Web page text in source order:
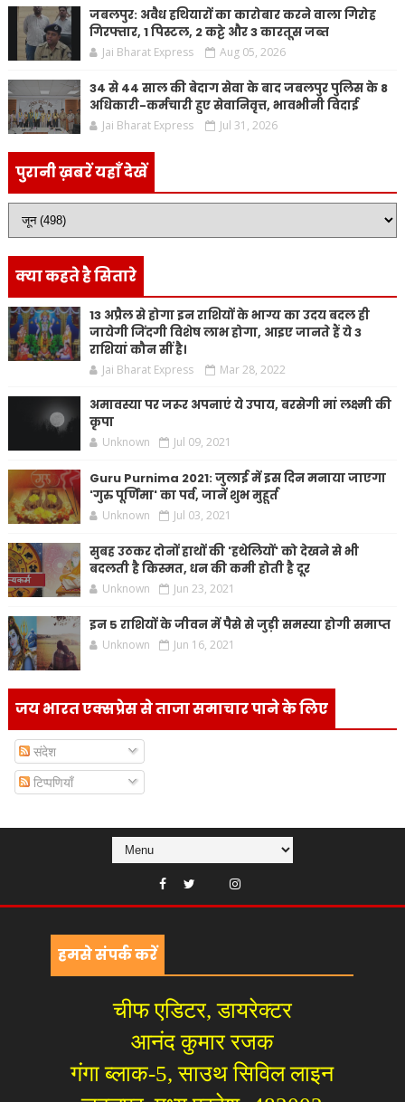
जबलपुर: अवैध हथियारों का कारोबार करने वाला गिरोह
गिरफ्तार, 1 पिस्टल, 2 कट्टे और 3 कारतूस जब्त
Jai Bharat Express Aug 05, 2026
34 से 44 साल की बेदाग सेवा के बाद जबलपुर पुलिस के 8
अधिकारी-कर्मचारी हुए सेवानिवृत्त, भावभीनी विदाई
Jai Bharat Express Jul 31, 2026
पुरानी ख़बरें यहाँ देखें
क्या कहते है सितारे
13 अप्रैल से होगा इन राशियों के भाग्य का उदय बदल ही
जायेगी जिंदगी विशेष लाभ होगा, आइए जानते हैं ये 3
राशियां कौन सीं है।
Jai Bharat Express Mar 28, 2022
अमावस्या पर जरूर अपनाएं ये उपाय, बरसेगी मां लक्ष्मी की
कृपा
Unknown Jul 09, 2021
Guru Purnima 2021: जुलाई में इस दिन मनाया जाएगा
'गुरु पूर्णिमा' का पर्व, जानें शुभ मुहूर्त
Unknown Jul 03, 2021
सुबह उठकर दोनों हाथों की 'हथेलियों' को देखने से भी
बदलती है किस्मत, धन की कमी होती है दूर
Unknown Jun 23, 2021
इन 5 राशियों के जीवन में पैसे से जुड़ी समस्या होगी समाप्त
Unknown Jun 16, 2021
जय भारत एक्सप्रेस से ताजा समाचार पाने के लिए
संदेश
टिप्पणियाँ
हमसे संपर्क करें
चीफ एडिटर, डायरेक्टर
आनंद कुमार रजक
गंगा ब्लाक-5, साउथ सिविल लाइन